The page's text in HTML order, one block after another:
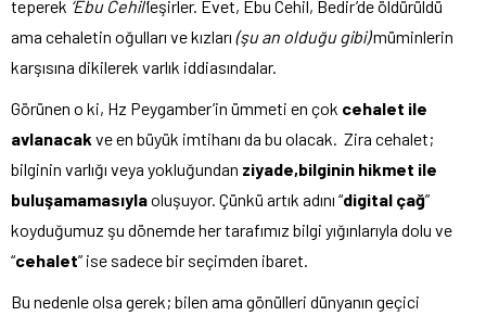
teperek ‘Ebu Cehil’leşirler. Evet, Ebu Cehil, Bedir’de öldürüldü
ama cehaletin oğulları ve kızları (şu an olduğu gibi)müminlerin
karşısına dikilerek varlık iddiasındalar.
Görünen o ki, Hz Peygamber’in ümmeti en çok cehalet ile
avlanacak ve en büyük imtihanı da bu olacak. Zira cehalet;
bilginin varlığı veya yokluğundan ziyade,bilginin hikmet ile
buluşamamasıylaoluşuyor. Çünkü artık adını “digital çağ”
koyduğumuz şu dönemde her tarafımız bilgi yığınlarıyla dolu ve
“cehalet” ise sadece bir seçimden ibaret.
Bu nedenle olsa gerek; bilen ama gönülleri dünyanın geçici